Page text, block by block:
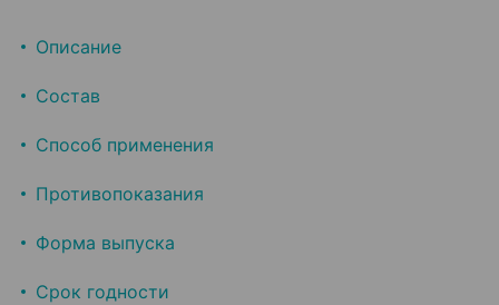
Описание
Состав
Способ применения
Противопоказания
Форма выпуска
Срок годности